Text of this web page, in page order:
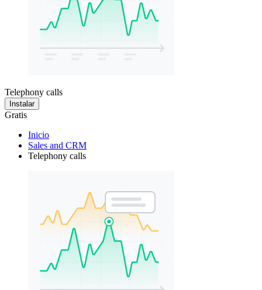
Telephony calls
Instalar
Gratis
Inicio
Sales and CRM
Telephony calls